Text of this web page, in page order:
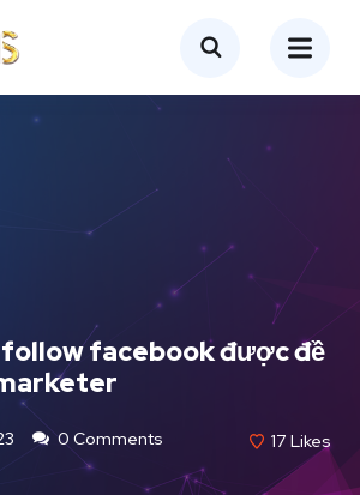
follow facebook được đề
0 Comments 17 Likes